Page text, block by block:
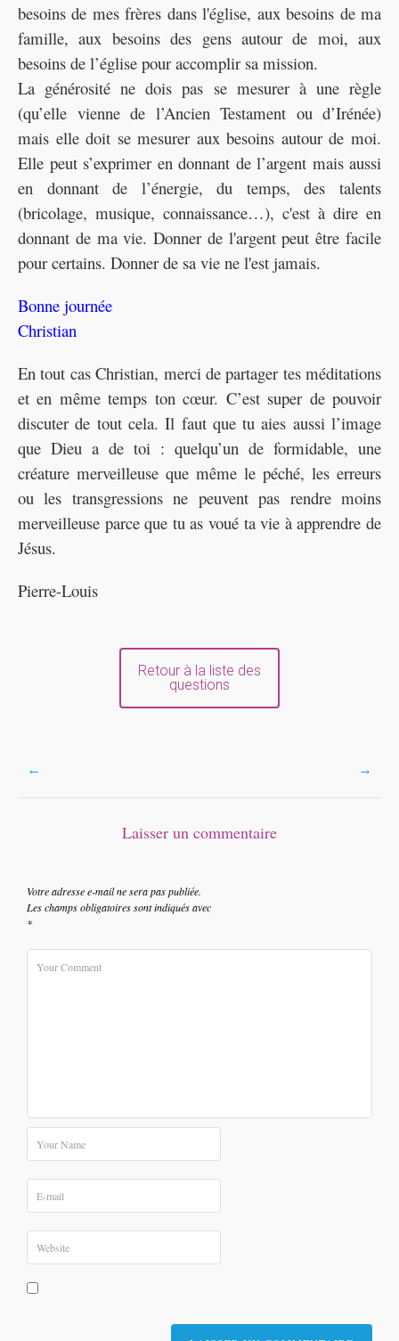
besoins de mes frères dans l'église, aux besoins de ma
famille, aux besoins des gens autour de moi, aux
besoins de l’église pour accomplir sa mission.
La générosité ne dois pas se mesurer à une règle
(qu’elle vienne de l’Ancien Testament ou d’Irénée)
mais elle doit se mesurer aux besoins autour de moi.
Elle peut s’exprimer en donnant de l’argent mais aussi
en donnant de l’énergie, du temps, des talents
(bricolage, musique, connaissance…), c'est à dire en
donnant de ma vie. Donner de l'argent peut être facile
pour certains. Donner de sa vie ne l'est jamais.
Bonne journée
Christian
En tout cas Christian, merci de partager tes méditations
et en même temps ton cœur. C’est super de pouvoir
discuter de tout cela. Il faut que tu aies aussi l’image
que Dieu a de toi : quelqu’un de formidable, une
créature merveilleuse que même le péché, les erreurs
ou les transgressions ne peuvent pas rendre moins
merveilleuse parce que tu as voué ta vie à apprendre de
Jésus.
Pierre-Louis
Retour à la liste des
questions
Post
navigation
← →
Laisser un commentaire
Votre adresse e-mail ne sera pas publiée.
Les champs obligatoires sont indiqués avec
*